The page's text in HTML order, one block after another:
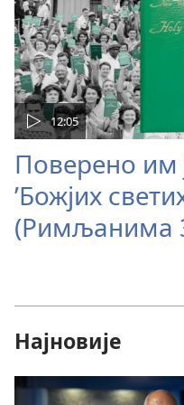
12:05
Поверено им
’Божјих
(Римљанима
Најновије